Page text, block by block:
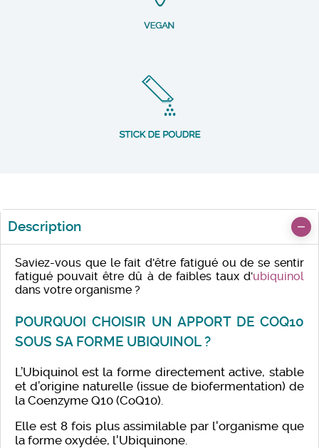
Description
Saviez-vous que le fait d'être fatigué ou de se sentir
fatigué pouvait être dû à de faibles taux d'ubiquinol
dans votre organisme ?
POURQUOI CHOISIR UN APPORT DE COQ10
SOUS SA FORME UBIQUINOL ?
L’Ubiquinol est la forme directement active, stable
et d’origine naturelle (issue de biofermentation) de
la Coenzyme Q10 (CoQ10).
Elle est 8 fois plus assimilable par l'organisme que
la forme oxydée, l'Ubiquinone.